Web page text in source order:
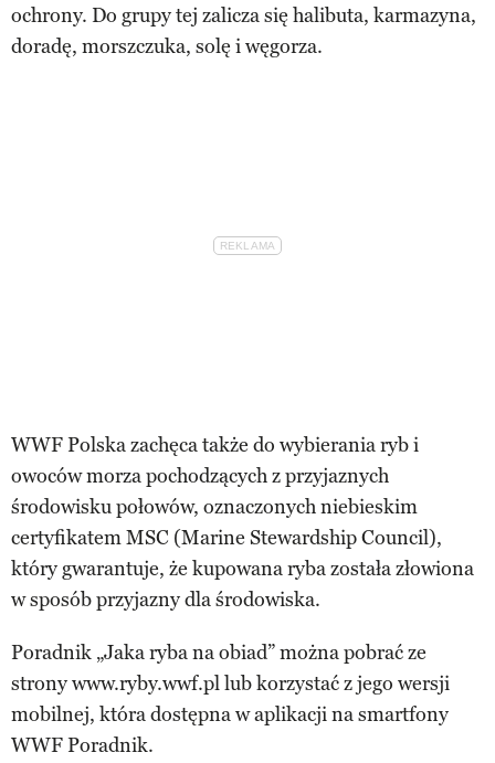
ochrony. Do grupy tej zalicza się halibuta, karmazyna,
doradę, morszczuka, solę i węgorza.
WWF Polska zachęca także do wybierania ryb i
owoców morza pochodzących z przyjaznych
środowisku połowów, oznaczonych niebieskim
certyfikatem MSC (Marine Stewardship Council),
który gwarantuje, że kupowana ryba została złowiona
w sposób przyjazny dla środowiska.
Poradnik „Jaka ryba na obiad” można pobrać ze
strony www.ryby.wwf.pl lub korzystać z jego wersji
mobilnej, która dostępna w aplikacji na smartfony
WWF Poradnik.